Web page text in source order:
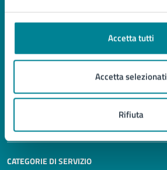
Accetta tutti
Accetta selezionati
Rifiuta
AMMINISTRAZIONE
Aree amministrative
Uffici
Politici
CATEGORIE DI SERVIZIO